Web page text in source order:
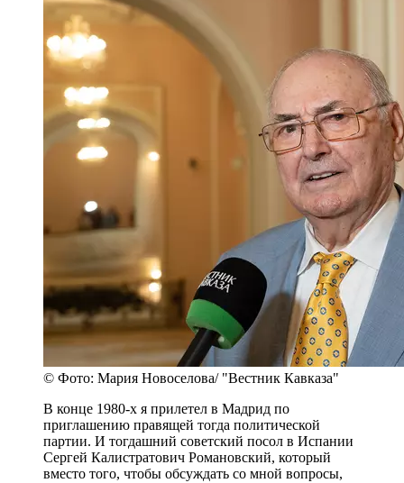
© Фото: Мария Новоселова/ "Вестник Кавказа"
В конце 1980-х я прилетел в Мадрид по
приглашению правящей тогда политической
партии. И тогдашний советский посол в Испании
Сергей Калистратович Романовский, который
вместо того, чтобы обсуждать со мной вопросы,